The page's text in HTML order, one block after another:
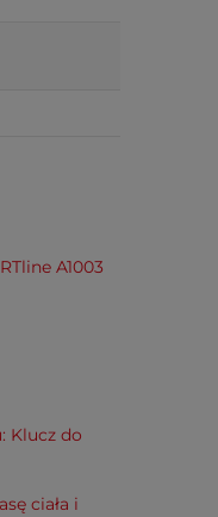
A1003
Klucz do
ciała i